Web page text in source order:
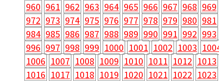
960 961 962 963 964 965 966 967 968 969
972 973 974 975 976 977 978 979 980 981
984 985 986 987 988 989 990 991 992 993
996 997 998 999 1000 1001 1002 1003
1006 1007 1008 1009 1010 1011 1012 1013
1016 1017 1018 1019 1020 1021 1022 1023